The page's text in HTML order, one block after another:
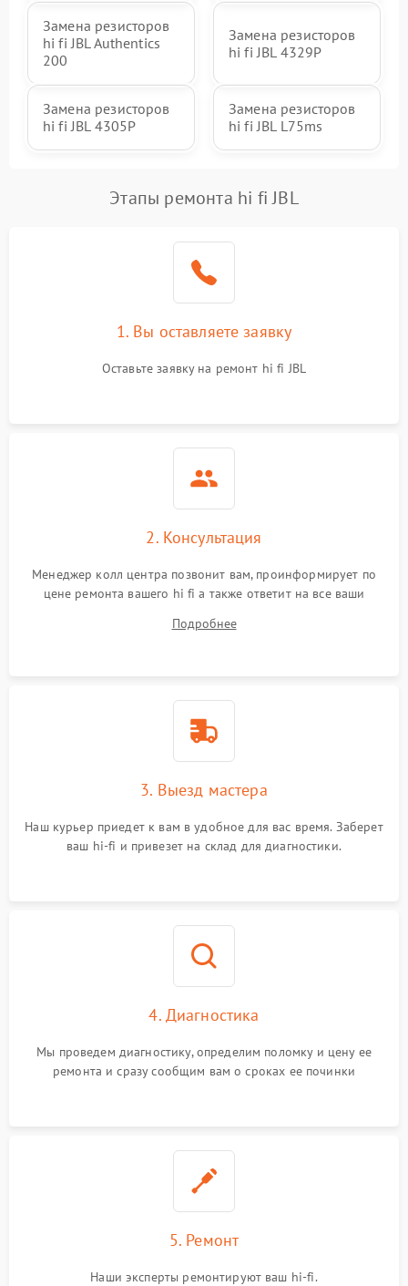
Замена резисторов
hi fi JBL Authentics
200
Замена резисторов
hi fi JBL 4329P
Замена резисторов
hi fi JBL 4305P
Замена резисторов
hi fi JBL L75ms
Этапы ремонта hi fi JBL
1. Вы оставляете заявку
Оставьте заявку на ремонт hi fi JBL
2. Консультация
Менеджер колл центра позвонит вам, проинформирует по
цене ремонта вашего hi fi а также ответит на все ваши
Подробнее
3. Выезд мастера
Наш курьер приедет к вам в удобное для вас время. Заберет
ваш hi-fi и привезет на склад для диагностики.
4. Диагностика
Мы проведем диагностику, определим поломку и цену ее
ремонта и сразу сообщим вам о сроках ее починки
5. Ремонт
Наши эксперты ремонтируют ваш hi-fi.